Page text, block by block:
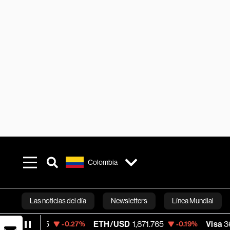
Colombia
Las noticias del día Newsletters Línea Mundial
Bloomberg
ETH/USD 1,871.765 -0.19% Visa 369.59 +1.07%